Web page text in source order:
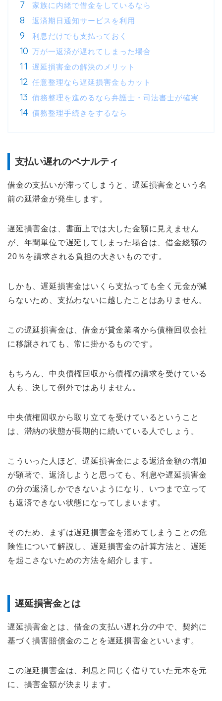
家族に内緒で借金をしているなら
返済期日通知サービスを利用
利息だけでも支払っておく
万が一返済が遅れてしまった場合
遅延損害金の解決のメリット
任意整理なら遅延損害金もカット
債務整理を進めるなら弁護士・司法書士が確実
債務整理手続きをするなら
支払い遅れのペナルティ
借金の支払いが滞ってしまうと、遅延損害金という名
前の延滞金が発生します。
遅延損害金は、書面上では大した金額に見えません
が、年間単位で遅延してしまった場合は、借金総額の
20％を請求される負担の大きいものです。
しかも、遅延損害金はいくら支払っても全く元金が減
らないため、支払わないに越したことはありません。
この遅延損害金は、借金が貸金業者から債権回収会社
に移譲されても、常に掛かるものです。
もちろん、中央債権回収から債権の請求を受けている
人も、決して例外ではありません。
中央債権回収から取り立てを受けているということ
は、滞納の状態が長期的に続いている人でしょう。
こういった人ほど、遅延損害金による返済金額の増加
が顕著で、返済しようと思っても、利息や遅延損害金
の分の返済しかできないようになり、いつまで立って
も返済できない状態になってしまいます。
そのため、まずは遅延損害金を溜めてしまうことの危
険性について解説し、遅延損害金の計算方法と、遅延
を起こさないための方法を紹介します。
遅延損害金とは
遅延損害金とは、借金の支払い遅れ分の中で、契約に
基づく損害賠償金のことを遅延損害金といいます。
この遅延損害金は、利息と同じく借りていた元本を元
に、損害金額が決まります。